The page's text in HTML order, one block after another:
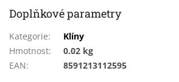
Doplňkové parametry
Kategorie:
Klíny
Hmotnost:
0.02 kg
EAN: 8591213112595